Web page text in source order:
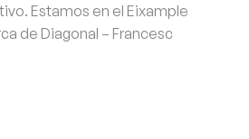
Estamos en el Eixample
de Diagonal – Francesc